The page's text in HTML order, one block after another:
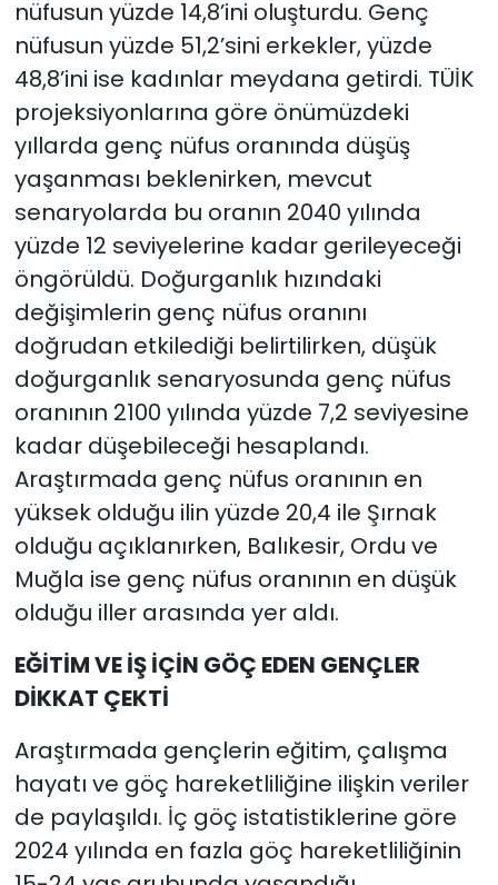
nüfusun yüzde 14,8’ini oluşturdu. Genç
nüfusun yüzde 51,2’sini erkekler, yüzde
48,8’ini ise kadınlar meydana getirdi. TÜİK
projeksiyonlarına göre önümüzdeki
yıllarda genç nüfus oranında düşüş
yaşanması beklenirken, mevcut
senaryolarda bu oranın 2040 yılında
yüzde 12 seviyelerine kadar gerileyeceği
öngörüldü. Doğurganlık hızındaki
değişimlerin genç nüfus oranını
doğrudan etkilediği belirtilirken, düşük
doğurganlık senaryosunda genç nüfus
oranının 2100 yılında yüzde 7,2 seviyesine
kadar düşebileceği hesaplandı.
Araştırmada genç nüfus oranının en
yüksek olduğu ilin yüzde 20,4 ile Şırnak
olduğu açıklanırken, Balıkesir, Ordu ve
Muğla ise genç nüfus oranının en düşük
olduğu iller arasında yer aldı.
EĞİTİM VE İŞ İÇİN GÖÇ EDEN GENÇLER
DİKKAT ÇEKTİ
Araştırmada gençlerin eğitim, çalışma
hayatı ve göç hareketliliğine ilişkin veriler
de paylaşıldı. İç göç istatistiklerine göre
2024 yılında en fazla göç hareketliliğinin